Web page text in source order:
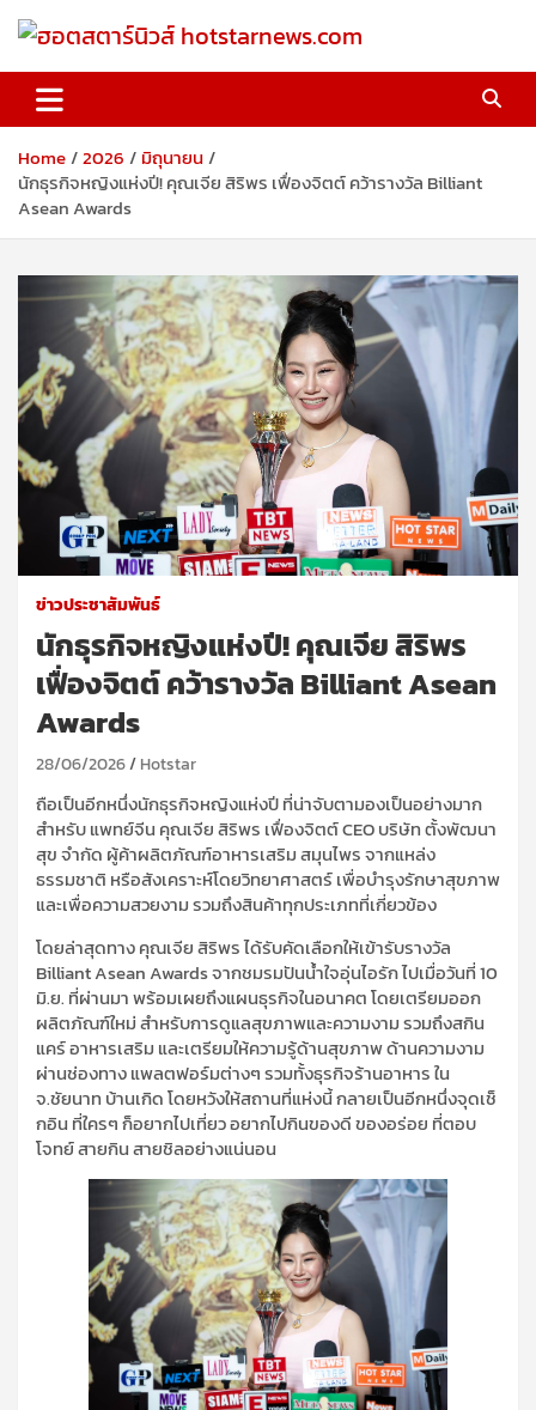
ฮอตสตาร์นิวส์ hotstarnews.com
Home 2026
มิถุนายน
นักธุรกิจหญิงแห่งปี! คุณเจีย สิริพร เฟื่องจิตต์ คว้ารางวัล Billiant
Asean Awards
ข่าวประชาสัมพันธ์
นักธุรกิจหญิงแห่งปี! คุณเจีย สิริพร
เฟื่องจิตต์ คว้ารางวัล Billiant Asean
Awards
28/06/2026 Hotstar
ถือเป็นอีกหนึ่งนักธุรกิจหญิงแห่งปี ที่น่าจับตามองเป็นอย่างมาก
สำหรับ แพทย์จีน คุณเจีย สิริพร เฟื่องจิตต์ CEO บริษัท ตั้งพัฒนา
สุข จำกัด ผู้ค้าผลิตภัณฑ์อาหารเสริม สมุนไพร จากแหล่ง
ธรรมชาติ หรือสังเคราะห์โดยวิทยาศาสตร์ เพื่อบำรุงรักษาสุขภาพ
และเพื่อความสวยงาม รวมถึงสินค้าทุกประเภทที่เกี่ยวข้อง
โดยล่าสุดทาง คุณเจีย สิริพร ได้รับคัดเลือกให้เข้ารับรางวัล
Billiant Asean Awards จากชมรมปันน้ำใจอุ่นไอรัก ไปเมื่อวันที่ 10
มิ.ย. ที่ผ่านมา พร้อมเผยถึงแผนธุรกิจในอนาคต โดยเตรียมออก
ผลิตภัณฑ์ใหม่ สำหรับการดูแลสุขภาพและความงาม รวมถึงสกิน
แคร์ อาหารเสริม และเตรียมให้ความรู้ด้านสุขภาพ ด้านความงาม
ผ่านช่องทาง แพลตฟอร์มต่างๆ รวมทั้งธุรกิจร้านอาหาร ใน
จ.ชัยนาท บ้านเกิด โดยหวังให้สถานที่แห่งนี้ กลายเป็นอีกหนึ่งจุดเช็
กอิน ที่ใครๆ ก็อยากไปเที่ยว อยากไปกินของดี ของอร่อย ที่ตอบ
โจทย์ สายกิน สายชิลอย่างแน่นอน